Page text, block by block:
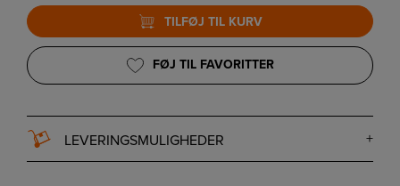
TILFØJ TIL KURV
FØJ TIL FAVORITTER
LEVERINGSMULIGHEDER